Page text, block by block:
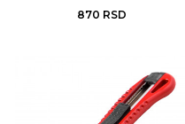
870 RSD